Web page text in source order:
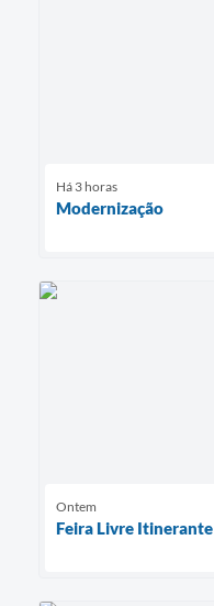
Há 3 horas
Modernização
Ontem
Feira Livre Itinerante